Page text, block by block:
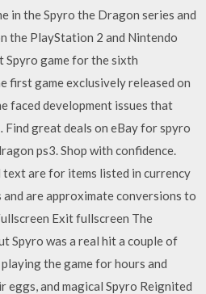
in the Spyro the Dragon series and
the PlayStation 2 and Nintendo
Spyro game for the sixth
first game exclusively released on
faced development issues that
great deals on eBay for spyro
ps3. Shop with confidence.
are for items listed in currency
are approximate conversions to
Exit fullscreen The
Spyro was a real hit a couple of
the game for hours and
eggs, and magical Spyro Reignited